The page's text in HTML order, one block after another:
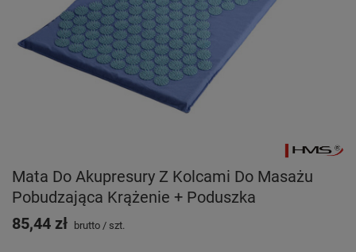
Mata Do Akupresury Z Kolcami Do Masażu
Pobudzająca Krążenie + Poduszka
85,44 zł brutto / szt.